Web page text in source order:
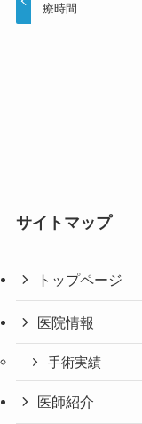
療時間
サイトマップ
トップページ
医院情報
手術実績
医師紹介